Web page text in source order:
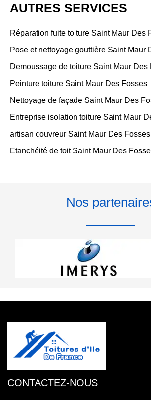
AUTRES SERVICES
Réparation fuite toiture Saint Maur Des
Pose et nettoyage gouttière Saint Maur
Demoussage de toiture Saint Maur Des
Peinture toiture Saint Maur Des Fosses
Nettoyage de façade Saint Maur Des
Entreprise isolation toiture Saint Maur
artisan couvreur Saint Maur Des Fosses
Etanchéité de toit Saint Maur Des
Nos
CONTACTEZ-NOUS